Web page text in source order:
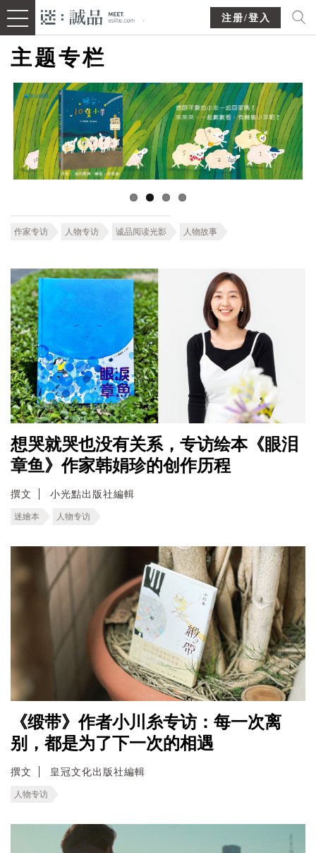
注册/登入
主题专栏
作家专访 人物专访 诚品阅读光影 人物故事
想哭就哭也没有关系，专访绘本《眼泪
章鱼》作家韩娟珍的创作历程
撰文 小光點出版社編輯
迷繪本 人物专访
《缎带》作者小川糸专访：每一次离
别，都是为了下一次的相遇
撰文 皇冠文化出版社編輯
人物专访